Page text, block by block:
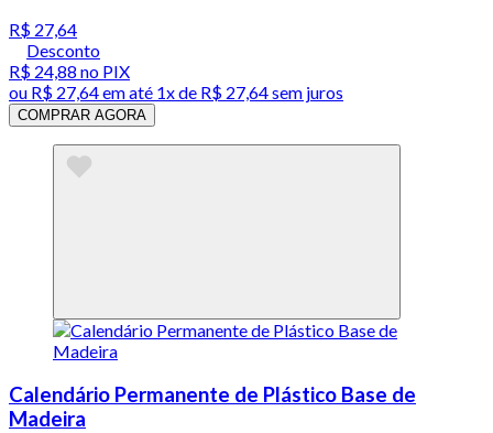
R$ 27,64
Desconto
R$ 24,88 no PIX
ou R$ 27,64em até 1x de R$ 27,64sem juros
COMPRAR AGORA
Calendário Permanente de Plástico Base de
Madeira